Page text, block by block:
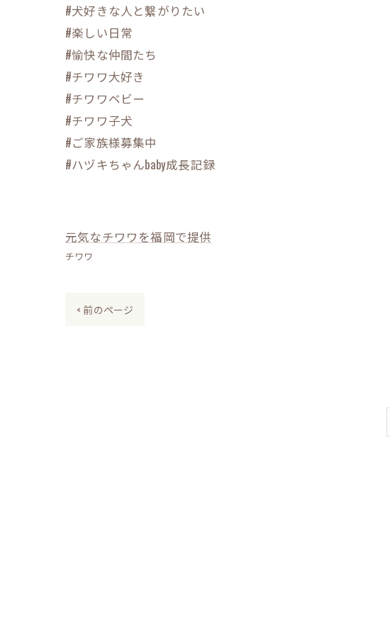
#犬好きな人と繋がりたい
#楽しい日常
#愉快な仲間たち
#チワワ大好き
#チワワベビー
#チワワ子犬
#ご家族様募集中
#ハヅキちゃんbaby成長記録
元気なチワワを福岡で提供
チワワ
< 前のページ